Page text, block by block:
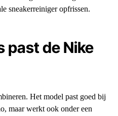
sneakerreiniger opfrissen.
past de Nike
Het model past goed bij
maar werkt ook onder een